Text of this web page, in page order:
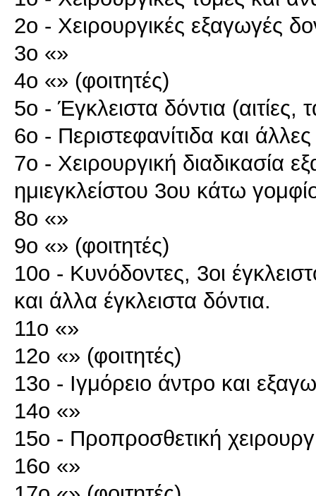
2ο - Χειρουργικές εξαγωγές
3ο «»
4ο «» (φοιτητές)
5ο - Έγκλειστα δόντια (αιτίες,
6ο - Περιστεφανίτιδα και
7ο - Χειρουργική διαδικασία
ημιεγκλείστου 3ου κάτω
8ο «»
9ο «» (φοιτητές)
10ο - Κυνόδοντες, 3οι
και άλλα έγκλειστα δόντια.
11ο «»
12ο «» (φοιτητές)
13ο - Ιγμόρειο άντρο και
14ο «»
15ο - Προπροσθετική
16ο «»